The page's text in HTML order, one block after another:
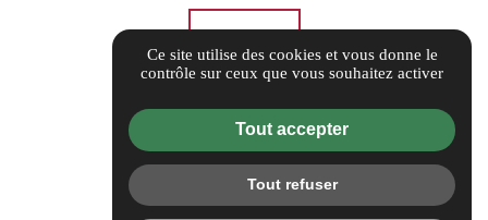
Itinéraire
Mentions légales
Politique de confidentialité
Flux RSS
Ce site utilise des cookies et vous donne le
contrôle sur ceux que vous souhaitez activer
Tout accepter
Tout refuser